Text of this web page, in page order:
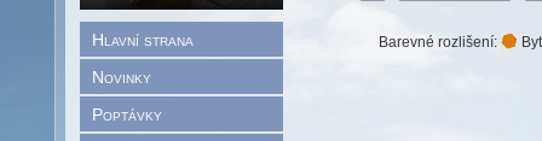
Hlavní strana
Novinky
Poptávky
Barevné rozlišení: